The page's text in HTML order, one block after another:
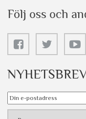
Följ oss och